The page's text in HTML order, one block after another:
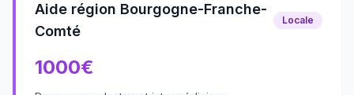
Aide région Bourgogne-Franche-
Comté
Locale
1000€